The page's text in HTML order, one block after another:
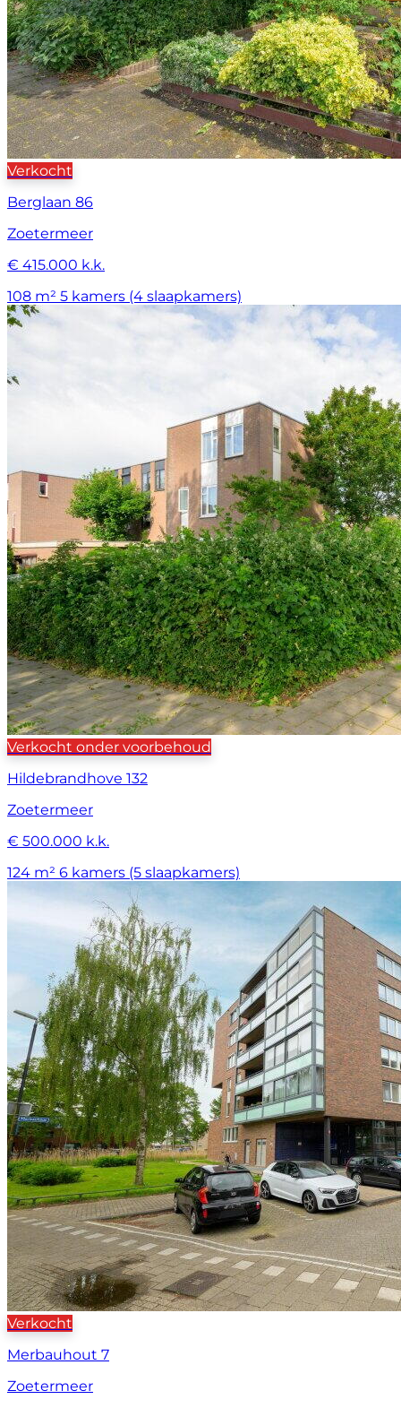
Verkocht
Berglaan 86
Zoetermeer
€ 415.000 k.k.
108 m² 5 kamers (4 slaapkamers)
Verkocht onder voorbehoud
Hildebrandhove 132
Zoetermeer
€ 500.000 k.k.
124 m² 6 kamers (5 slaapkamers)
Verkocht
Merbauhout 7
Zoetermeer